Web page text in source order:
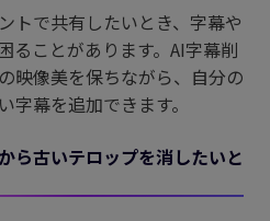
トで共有したいとき、字幕や
ることがあります。AI字幕削
映像美を保ちながら、自分の
字幕を追加できます。
ら古いテロップを消したいと